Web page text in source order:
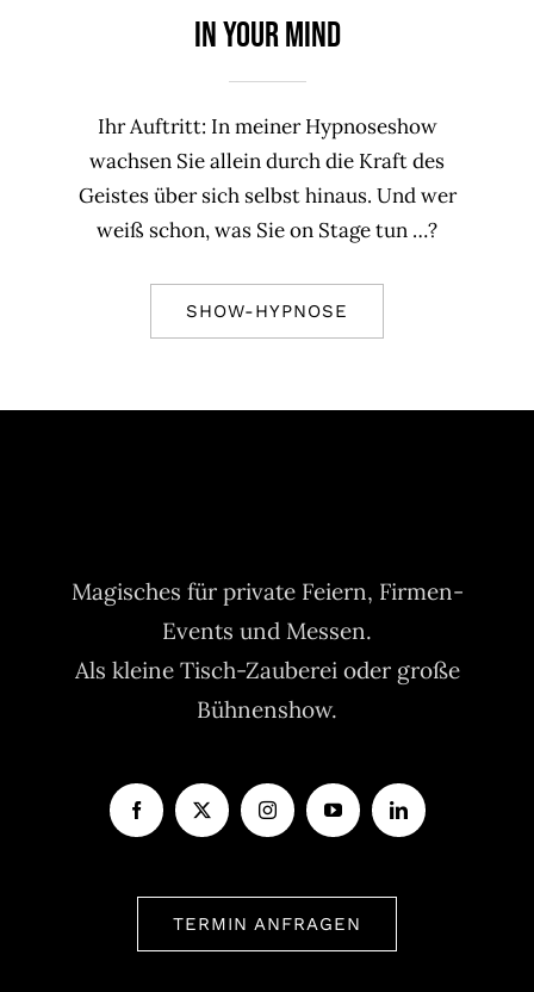
In your mind
Ihr Auftritt: In meiner Hypnoseshow
wachsen Sie allein durch die Kraft des
Geistes über sich selbst hinaus. Und wer
weiß schon, was Sie on Stage tun …?
SHOW-HYPNOSE
Magisches für private Feiern, Firmen-
Events und Messen.
Als kleine Tisch-Zauberei oder große
Bühnenshow.
TERMIN ANFRAGEN